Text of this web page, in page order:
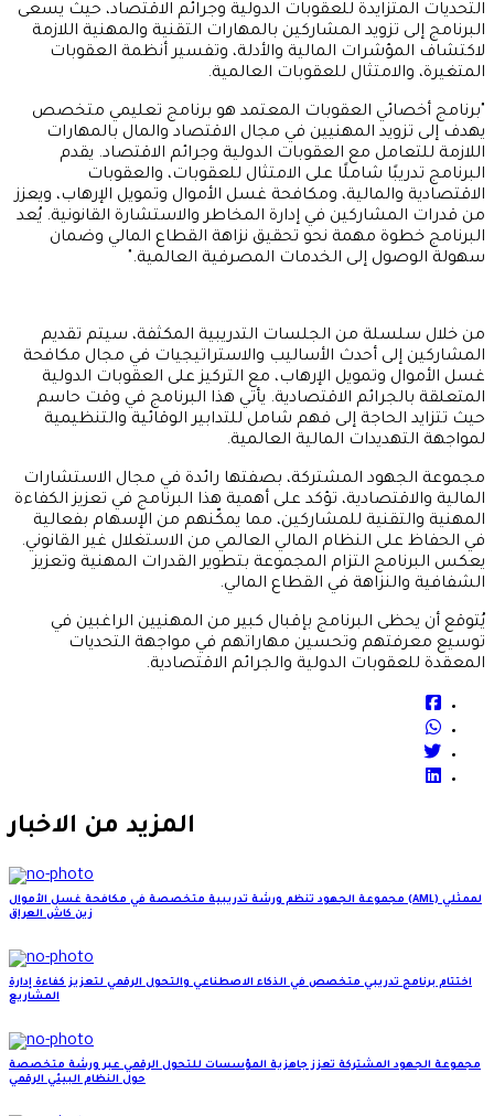
التحديات المتزايدة للعقوبات الدولية وجرائم الاقتصاد، حيث يسعى
البرنامج إلى تزويد المشاركين بالمهارات التقنية والمهنية اللازمة
لاكتشاف المؤشرات المالية والأدلة، وتفسير أنظمة العقوبات
المتغيرة، والامتثال للعقوبات العالمية.
"برنامج أخصائي العقوبات المعتمد هو برنامج تعليمي متخصص
يهدف إلى تزويد المهنيين في مجال الاقتصاد والمال بالمهارات
اللازمة للتعامل مع العقوبات الدولية وجرائم الاقتصاد. يقدم
البرنامج تدريبًا شاملًا على الامتثال للعقوبات، والعقوبات
الاقتصادية والمالية، ومكافحة غسل الأموال وتمويل الإرهاب، ويعزز
من قدرات المشاركين في إدارة المخاطر والاستشارة القانونية. يُعد
البرنامج خطوة مهمة نحو تحقيق نزاهة القطاع المالي وضمان
سهولة الوصول إلى الخدمات المصرفية العالمية."
من خلال سلسلة من الجلسات التدريبية المكثفة، سيتم تقديم
المشاركين إلى أحدث الأساليب والاستراتيجيات في مجال مكافحة
غسل الأموال وتمويل الإرهاب، مع التركيز على العقوبات الدولية
المتعلقة بالجرائم الاقتصادية. يأتي هذا البرنامج في وقت حاسم
حيث تتزايد الحاجة إلى فهم شامل للتدابير الوقائية والتنظيمية
لمواجهة التهديدات المالية العالمية.
مجموعة الجهود المشتركة، بصفتها رائدة في مجال الاستشارات
المالية والاقتصادية، تؤكد على أهمية هذا البرنامج في تعزيز الكفاءة
المهنية والتقنية للمشاركين، مما يمكّنهم من الإسهام بفعالية
في الحفاظ على النظام المالي العالمي من الاستغلال غير القانوني.
يعكس البرنامج التزام المجموعة بتطوير القدرات المهنية وتعزيز
الشفافية والنزاهة في القطاع المالي.
يُتوقع أن يحظى البرنامج بإقبال كبير من المهنيين الراغبين في
توسيع معرفتهم وتحسين مهاراتهم في مواجهة التحديات
المعقدة للعقوبات الدولية والجرائم الاقتصادية.
المزيد من الاخبار
مجموعة الجهود تنظم ورشة تدريبية متخصصة في مكافحة غسل الأموال (AML) لممثلي
زين كاش العراق
اختتام برنامج تدريبي متخصص في الذكاء الاصطناعي والتحول الرقمي لتعزيز كفاءة إدارة
المشاريع
مجموعة الجهود المشتركة تعزز جاهزية المؤسسات للتحول الرقمي عبر ورشة متخصصة
حول النظام البيئي الرقمي